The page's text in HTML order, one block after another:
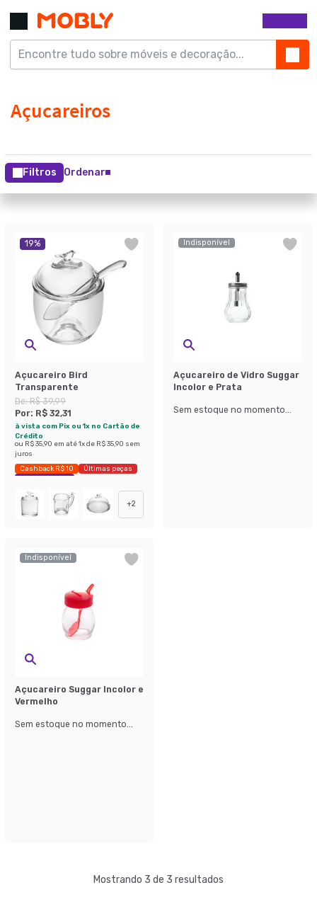
Filtros Ordenar
19%
Açucareiro Bird
Transparente
De:R$ 39,99
Por: R$ 32,31
à vista com Pix ou 1x no Cartão de
Crédito
ou R$ 35,90 em até1x de R$ 35,90 sem
juros
Cashback R$ 10
Últimas peças
Economize 19%
+2
Indisponível
Açucareiro de Vidro Suggar
Incolor e Prata
Sem estoque no momento...
Indisponível
Açucareiro Suggar Incolor e
Vermelho
Sem estoque no momento...
Mostrando 3 de 3 resultados